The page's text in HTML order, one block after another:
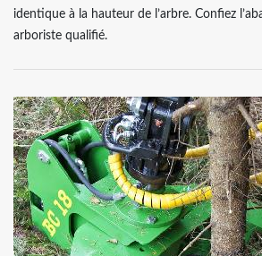
identique à la hauteur de l’arbre. Confiez
arboriste qualifié.